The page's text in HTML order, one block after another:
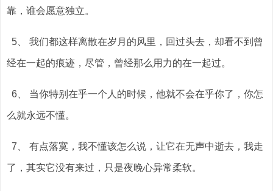
靠，谁会愿意独立。
5、 我们都这样离散在岁月的风里，回过头去，却看不到曾
经在一起的痕迹，尽管，曾经那么用力的在一起过。
6、 当你特别在乎一个人的时候，他就不会在乎你了，你怎
么就永远不懂。
7、 有点落寞，我不懂该怎么说，让它在无声中逝去，我走
了，其实它没有来过，只是夜晚心异常柔软。